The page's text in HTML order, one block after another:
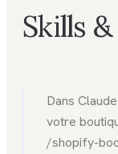
Skills &
Dans
votre
/shopify-